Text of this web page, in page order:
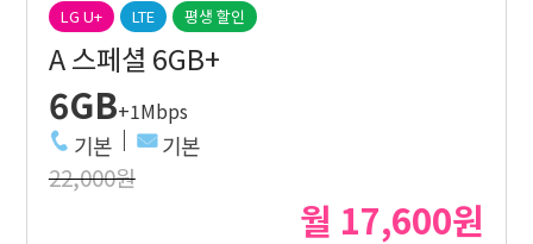
LG U+ LTE 평생 할인
A 스페셜 6GB+
6GB+1Mbps
기본 기본
22,000원
월 17,600원